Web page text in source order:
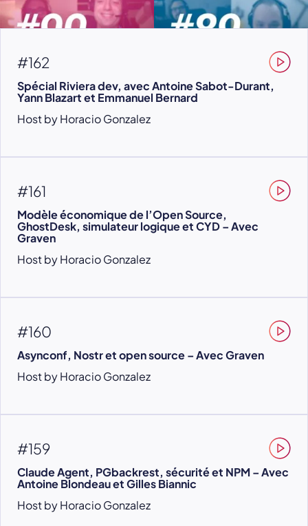
#162
Spécial Riviera dev, avec Antoine Sabot-Durant,
Yann Blazart et Emmanuel Bernard
Host by Horacio Gonzalez
#161
Modèle économique de l’Open Source,
GhostDesk, simulateur logique et CYD – Avec
Graven
Host by Horacio Gonzalez
#160
Asynconf, Nostr et open source – Avec Graven
Host by Horacio Gonzalez
#159
Claude Agent, PGbackrest, sécurité et NPM – Avec
Antoine Blondeau et Gilles Biannic
Host by Horacio Gonzalez